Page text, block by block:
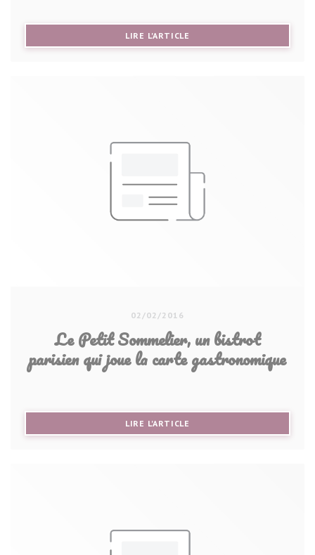
LIRE L'ARTICLE
02/02/2016
Le Petit Sommelier, un bistrot
parisien qui joue la carte gastronomique
LIRE L'ARTICLE